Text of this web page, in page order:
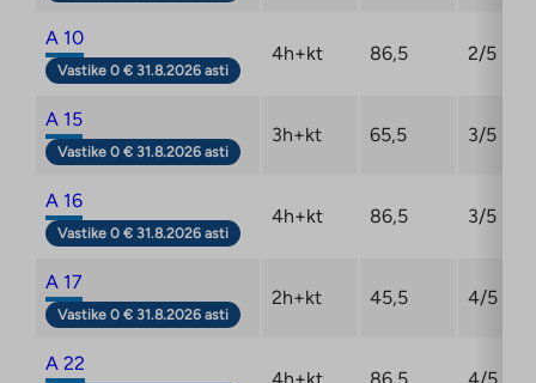
A 10
Vastike 0 € 31.8.2026 asti
4h+kt 86,5 2/5
A 15
Vastike 0 € 31.8.2026 asti
3h+kt 65,5 3/5
A 16
Vastike 0 € 31.8.2026 asti
4h+kt 86,5 3/5
A 17
Vastike 0 € 31.8.2026 asti
2h+kt 45,5 4/5
A 22